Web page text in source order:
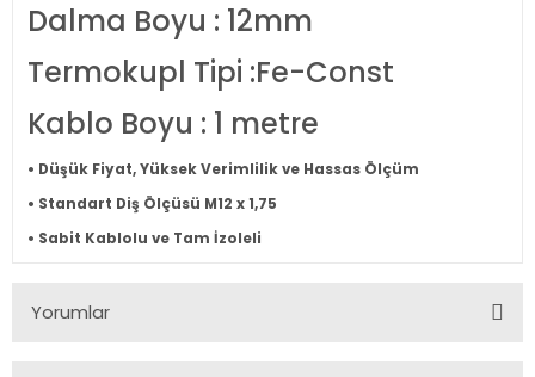
Dalma Boyu : 12mm
Termokupl Tipi :Fe-Const
Kablo Boyu : 1 metre
• Düşük Fiyat, Yüksek Verimlilik ve Hassas Ölçüm
• Standart Diş Ölçüsü M12 x 1,75
• Sabit Kablolu ve Tam İzoleli
Yorumlar